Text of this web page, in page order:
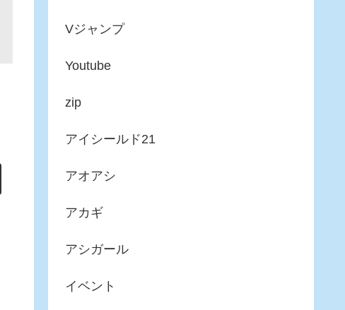
Vジャンプ
Youtube
zip
アイシールド21
アオアシ
アカギ
アシガール
イベント